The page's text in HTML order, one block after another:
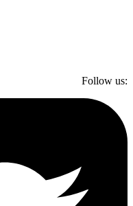
Follow us: